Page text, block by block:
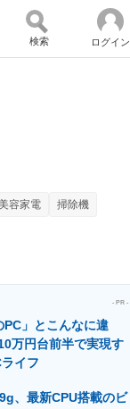
検索 ログイン
容家電 掃除機
- PR -
PC」とこんなに違
万円台前半で実現す
イフ
、最新CPU搭載のビ